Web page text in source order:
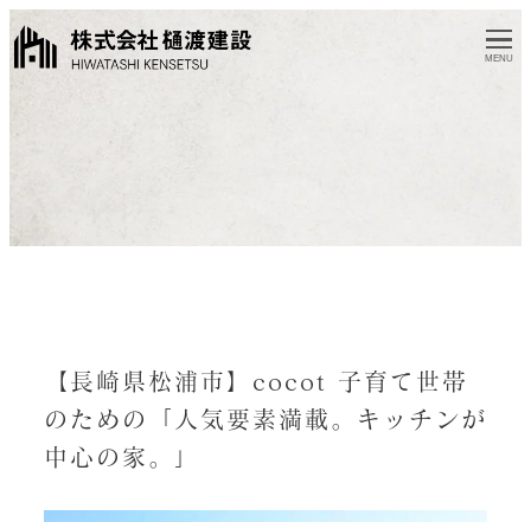
MENU
【長崎県松浦市】cocot 子育て世帯
のための「人気要素満載。キッチンが
中心の家。」